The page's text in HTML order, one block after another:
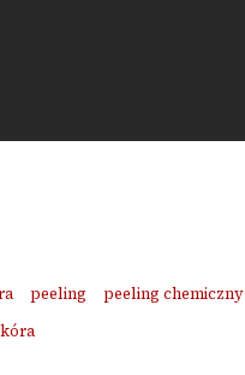
peeling
peeling chemiczny